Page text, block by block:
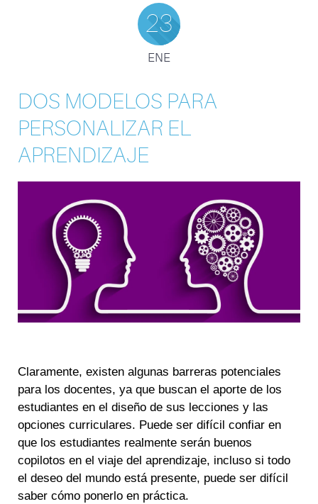
23
ENE
DOS MODELOS PARA
PERSONALIZAR EL
APRENDIZAJE
Claramente, existen algunas barreras potenciales
para los docentes, ya que buscan el aporte de los
estudiantes en el diseño de sus lecciones y las
opciones curriculares. Puede ser difícil confiar en
que los estudiantes realmente serán buenos
copilotos en el viaje del aprendizaje, incluso si todo
el deseo del mundo está presente, puede ser difícil
saber cómo ponerlo en práctica.